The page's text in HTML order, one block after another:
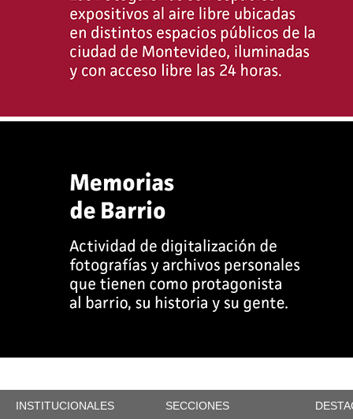
INSTITUCIONALES SECCIONES